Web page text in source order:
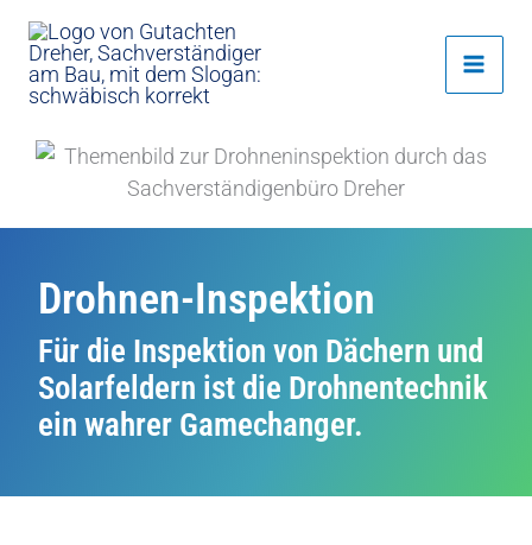
Inhalt
springen
Drohnen-Inspektion
Für die Inspektion von Dächern und
Solarfeldern ist die Drohnentechnik
ein wahrer Gamechanger.